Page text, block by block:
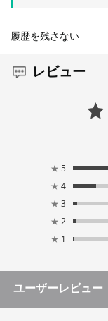
履歴を残さない
レビュー
★ 5
★ 4
★ 3
★ 2
★ 1
ユーザーレビュー